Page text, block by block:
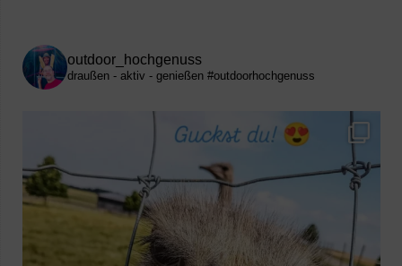
outdoor_hochgenuss
draußen - aktiv - genießen #outdoorhochgenuss